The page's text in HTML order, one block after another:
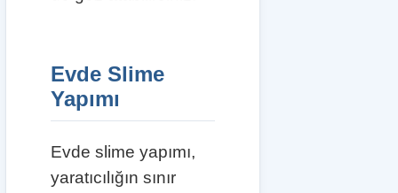
Evde Slime
Yapımı
Evde slime yapımı,
yaratıcılığın sınır